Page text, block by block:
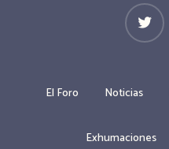
twitter
El Foro Noticias
Exhumaciones